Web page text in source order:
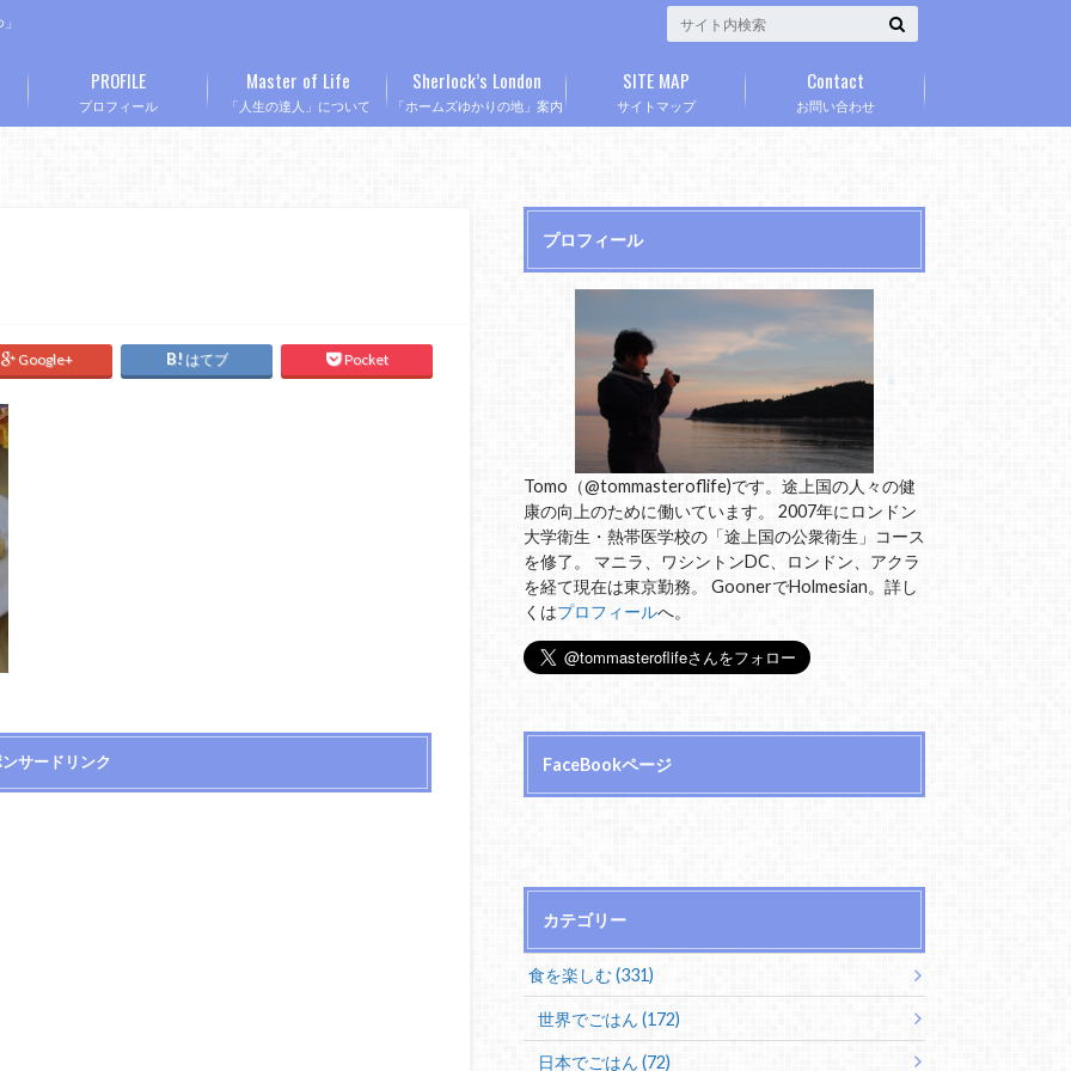
プロフィール
PROFILE
「人生の達人」について
Master of Life
「ホームズゆかりの地」案内
Sherlock’s London
サイトマップ
SITE MAP
お問い合わせ
Contact
Google+ はてブ Pocket
サードリンク
プロフィール
Tomo（@tommasteroflife)です。途上国の人々の健
康の向上のために働いています。 2007年にロンドン
大学衛生・熱帯医学校の「途上国の公衆衛生」コース
を修了。 マニラ、ワシントンDC、ロンドン、アクラ
を経て現在は東京勤務。 GoonerでHolmesian。詳し
くはプロフィールへ。
FaceBookページ
カテゴリー
食を楽しむ (331)
世界でごはん (172)
日本でごはん (72)